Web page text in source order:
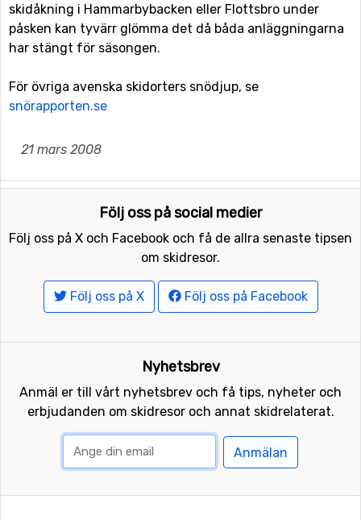
skidåkning i Hammarbybacken eller Flottsbro under
påsken kan tyvärr glömma det då båda anläggningarna
har stängt för säsongen.
För övriga avenska skidorters snödjup, se
snörapporten.se
21 mars 2008
Följ oss på social medier
Följ oss på X och Facebook och få de allra senaste tipsen
om skidresor.
Följ oss på X Följ oss på Facebook
Nyhetsbrev
Anmäl er till vårt nyhetsbrev och få tips, nyheter och
erbjudanden om skidresor och annat skidrelaterat.
Anmälan